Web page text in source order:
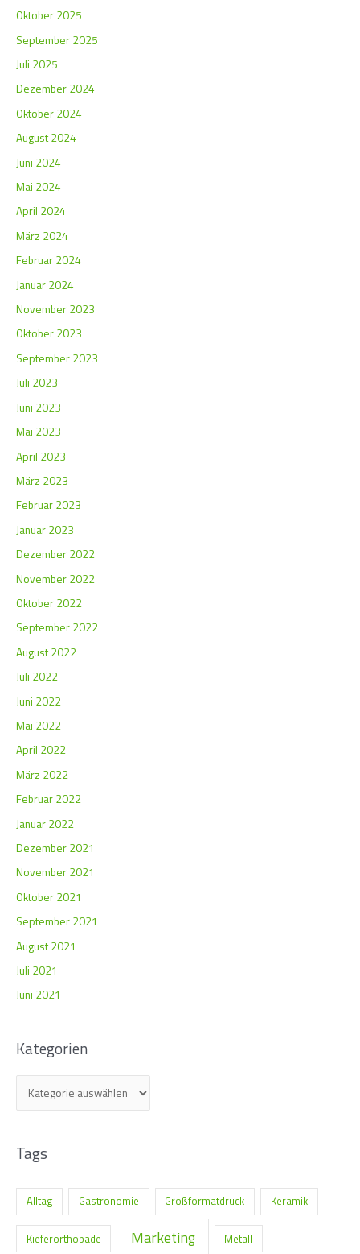
Oktober 2025
September 2025
Juli 2025
Dezember 2024
Oktober 2024
August 2024
Juni 2024
Mai 2024
April 2024
März 2024
Februar 2024
Januar 2024
November 2023
Oktober 2023
September 2023
Juli 2023
Juni 2023
Mai 2023
April 2023
März 2023
Februar 2023
Januar 2023
Dezember 2022
November 2022
Oktober 2022
September 2022
August 2022
Juli 2022
Juni 2022
Mai 2022
April 2022
März 2022
Februar 2022
Januar 2022
Dezember 2021
November 2021
Oktober 2021
September 2021
August 2021
Juli 2021
Juni 2021
Kategorien
Tags
Alltag Gastronomie Großformatdruck Keramik
Kieferorthopäde Marketing Metall